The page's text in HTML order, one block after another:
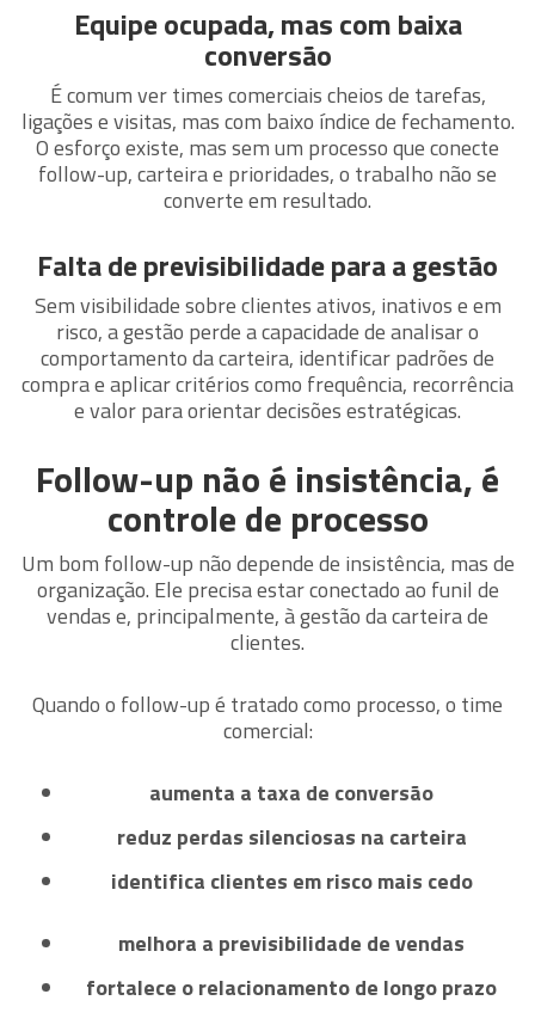
Equipe ocupada, mas com baixa
conversão
É comum ver times comerciais cheios de tarefas,
ligações e visitas, mas com baixo índice de fechamento.
O esforço existe, mas sem um processo que conecte
follow-up, carteira e prioridades, o trabalho não se
converte em resultado.
Falta de previsibilidade para a gestão
Sem visibilidade sobre clientes ativos, inativos e em
risco, a gestão perde a capacidade de analisar o
comportamento da carteira, identificar padrões de
compra e aplicar critérios como frequência, recorrência
e valor para orientar decisões estratégicas.
Follow-up não é insistência, é
controle de processo
Um bom follow-up não depende de insistência, mas de
organização. Ele precisa estar conectado ao funil de
vendas e, principalmente, à gestão da carteira de
clientes.
Quando o follow-up é tratado como processo, o time
comercial:
aumenta a taxa de conversão
reduz perdas silenciosas na carteira
identifica clientes em risco mais cedo
melhora a previsibilidade de vendas
fortalece o relacionamento de longo prazo